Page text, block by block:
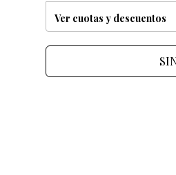
Ver cuotas y descuentos